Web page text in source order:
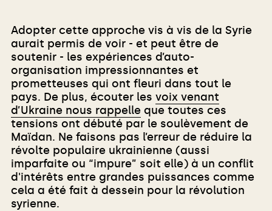
Adopter cette approche vis à vis de la Syrie
aurait permis de voir - et peut être de
soutenir - les expériences d’auto-
organisation impressionnantes et
prometteuses qui ont fleuri dans tout le
pays. De plus, écouter les voix venant
d’Ukraine nous rappelle que toutes ces
tensions ont débuté par le soulèvement de
Maïdan. Ne faisons pas l’erreur de réduire la
révolte populaire ukrainienne (aussi
imparfaite ou “impure” soit elle) à un conflit
d'intérêts entre grandes puissances comme
cela a été fait à dessein pour la révolution
syrienne.